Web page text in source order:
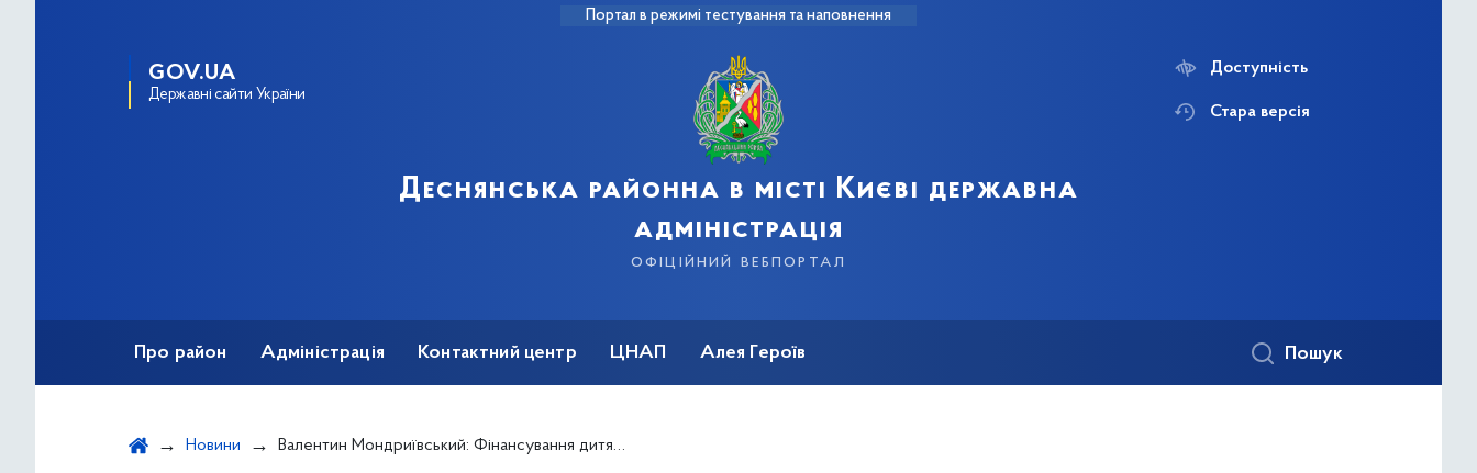
Портал в режимі тестування та наповнення
GOV.UA
Державні сайти України
Деснянська районна в місті Києві державна
адміністрація
офіційний вебпортал
Доступність
Стара версія
Про район Адміністрація Контактний центр ЦНАП Алея Героїв Пошук
Новини Валентин Мондриївський: Фінансування дитячих садочків у 2021 році збільшено на 400 мільйонів